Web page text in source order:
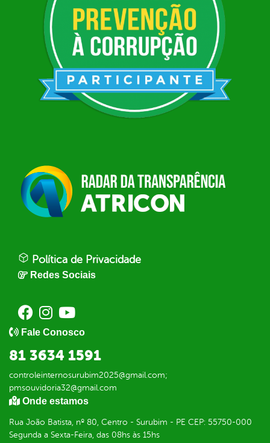
Política de Privacidade
Redes Sociais
Fale Conosco
81 3634 1591
controleinternosurubim2025@gmail.com;
pmsouvidoria32@gmail.com
Onde estamos
Rua João Batista, nº 80, Centro - Surubim - PE CEP: 55750-000
Segunda a Sexta-Feira, das 08hs às 15hs